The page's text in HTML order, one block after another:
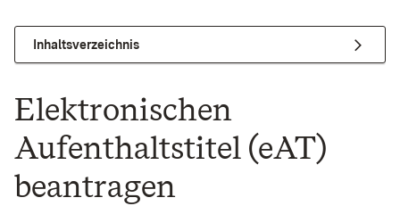
Inhaltsverzeichnis
Elektronischen
Aufenthaltstitel (eAT)
beantragen